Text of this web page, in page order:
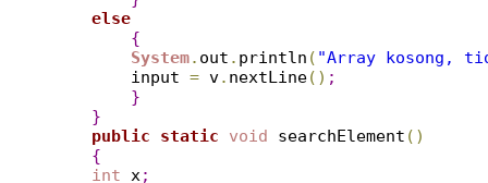
else
{
System. out . println ( "Array kosong,
        input
= v. nextLine( ) ;
}
}
public
static void searchElement ( )
{
int x;